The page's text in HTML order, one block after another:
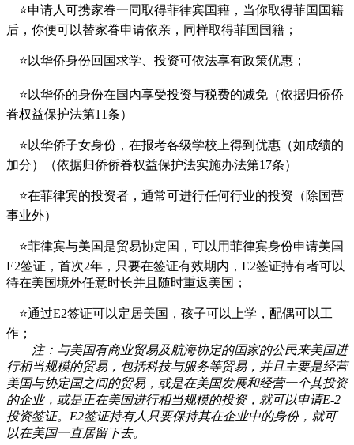
⭐申请人可携家眷一同取得菲律宾国籍，当你取得菲国国籍
后，你便可以替家眷申请依亲，同样取得菲国国籍；
⭐以华侨身份回国求学、投资可依法享有政策优惠；
⭐以华侨的身份在国内享受投资与税费的减免（依据归侨侨
眷权益保护法第11条）
⭐以华侨子女身份，在报考各级学校上得到优惠（如成绩的
加分）（依据归侨侨眷权益保护法实施办法第17条）
⭐在菲律宾的投资者，通常可进行任何行业的投资（除国营
事业外）
⭐菲律宾与美国是贸易协定国，可以用菲律宾身份申请美国
E2签证，首次2年，只要在签证有效期内，E2签证持有者可以
待在美国境外任意时长并且随时重返美国；
⭐通过E2签证可以定居美国，孩子可以上学，配偶可以工
作；
注：与美国有商业贸易及航海协定的国家的公民来美国进
行相当规模的贸易，包括科技与服务等贸易，并且主要是经营
美国与协定国之间的贸易，或是在美国发展和经营一个其投资
的企业，或是正在美国进行相当规模的投资，就可以申请E-2
投资签证。E2签证持有人只要保持其在企业中的身份，就可
以在美国一直居留下去。